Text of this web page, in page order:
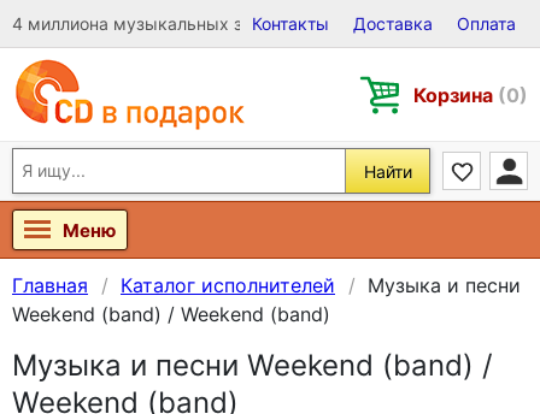
4 миллиона музыкальных записей на Виниле, CD и DVD
Контакты Доставка Оплата
Корзина (0)
Найти
Меню
Главная Каталог исполнителей
Музыка и песни
Weekend (band) / Weekend (band)
Музыка и песни Weekend (band) /
Weekend (band)